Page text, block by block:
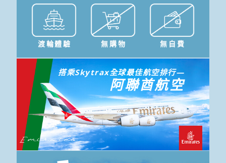
渡輪體驗 無購物 無自費
搭乘Skytrax全球最佳航空排行—
阿聯酋航空